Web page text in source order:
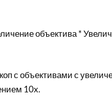
объектива *
с объективами с
10x.